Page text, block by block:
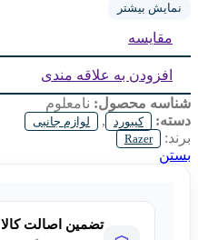
نمایش بیشتر
مقایسه
افزودن به علاقه مندی
شناسه محصول: نامعلوم
دسته:
کیبورد , لوازم جانبی
برند: Razer
بستن
تضمین اصالت کالا